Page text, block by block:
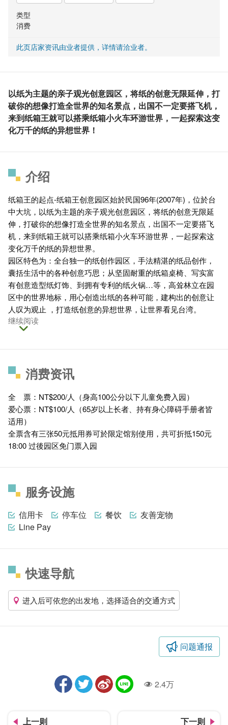
类型
消费
此页店家资讯由业者提供，详情请洽业者。
以纸为主题的亲子观光创意园区，将纸的创意无限延伸，打
破你的想像打造全世界的知名景点，出国不一定要搭飞机，
来到纸箱王就可以搭乘纸箱小火车环游世界，一起探索这变
化万千的纸的异想世界！
介绍
纸箱王的起点-纸箱王创意园区始於民国96年(2007年)，位於台
中大坑，以纸为主题的亲子观光创意园区，将纸的创意无限延
伸，打破你的想像打造全世界的知名景点，出国不一定要搭飞
机，来到纸箱王就可以搭乘纸箱小火车环游世界，一起探索这
变化万千的纸的异想世界。
园区特色为：全台独一的纸创作园区，手法精湛的纸品创作，
囊括生活中的各种创意巧思；从坚固耐重的纸箱桌椅、写实富
有创意造型纸灯饰、到拥有专利的纸火锅…等，高耸林立在园
区中的世界地标，用心创造出纸的各种可能，建构出的创意让
人叹为观止 ，打造纸创意的异想世界，让世界看见台湾。
继续阅读
消费资讯
全 票：NT$200/人（身高100公分以下儿童免费入园）
爱心票：NT$100/人（65岁以上长者、持有身心障碍手册者皆
适用）
全票含有三张50元抵用券可於限定馆别使用，共可折抵150元
18:00 过後园区免门票入园
服务设施
信用卡 停车位 餐饮
友善宠物
Line Pay
快速导航
进入后可依您的出发地，选择适合的交通方式
问题通报
人气2.4万
上一则 下一则